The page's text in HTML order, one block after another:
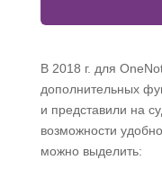
В 2018 г. для
дополнительных
и представили на
возможности
можно выделить: